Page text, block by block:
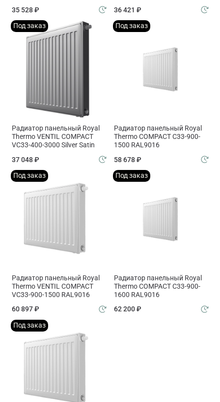
35 528 ₽
36 421 ₽
Под заказ
Радиатор панельный Royal
Thermo VENTIL COMPACT
VC33-400-3000 Silver Satin
37 048 ₽
Под заказ
Радиатор панельный Royal
Thermo COMPACT C33-900-
1500 RAL9016
58 678 ₽
Под заказ
Радиатор панельный Royal
Thermo VENTIL COMPACT
VC33-900-1500 RAL9016
60 897 ₽
Под заказ
Радиатор панельный Royal
Thermo COMPACT C33-900-
1600 RAL9016
62 200 ₽
Под заказ